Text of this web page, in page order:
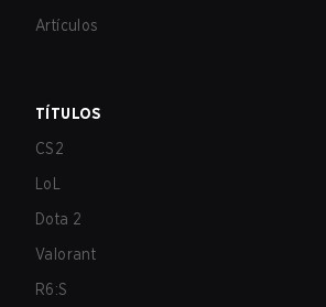
Artículos
TÍTULOS
CS2
LoL
Dota 2
Valorant
R6:S